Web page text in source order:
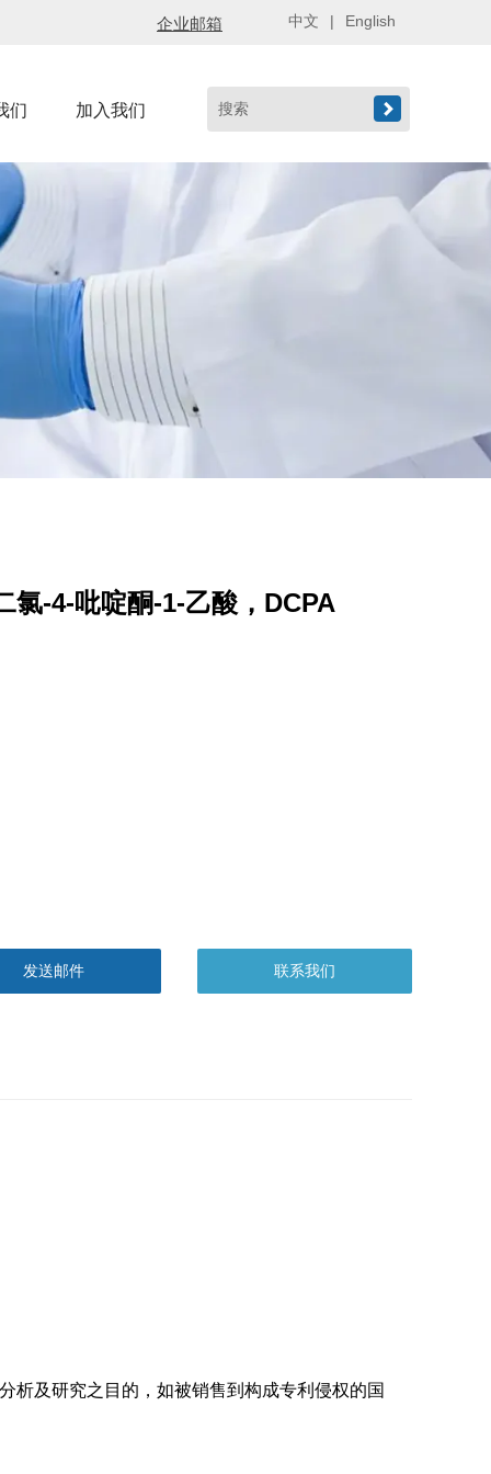
们 加入我们 
中文 | English
企业邮箱
氯-4-吡啶酮-1-乙酸，DCPA
发送邮件
析及研究之目的，如被销售到构成专利侵权的国
联系我们